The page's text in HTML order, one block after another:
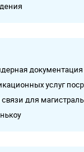
услуг
для